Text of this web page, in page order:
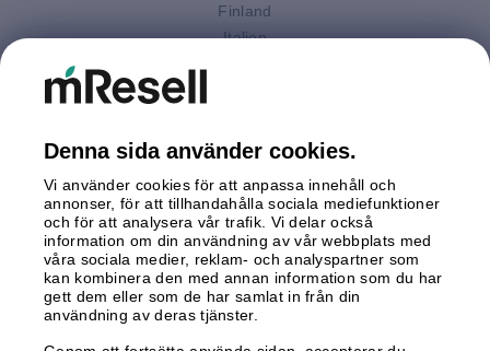
Finland
Italien
Storbritannien
Tyskland
Österrike
Betalningar
Denna sida använder cookies.
Vi använder cookies för att anpassa innehåll och
annonser, för att tillhandahålla sociala mediefunktioner
och för att analysera vår trafik. Vi delar också
information om din användning av vår webbplats med
våra sociala medier, reklam- och analyspartner som
kan kombinera den med annan information som du har
gett dem eller som de har samlat in från din
användning av deras tjänster.